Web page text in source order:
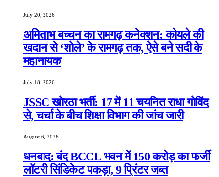
July 20, 2026
अमिताभ बच्चन का रामगढ़ कनेक्शन: कोयले की
खदान से ‘शोले’ के रामगढ़ तक, ऐसे बने सदी के
महानायक
July 18, 2026
JSSC खोरठा भर्ती: 17 में 11 चयनित राधा गोविंद
से, चर्चा के बीच शिक्षा विभाग की जांच जारी
August 6, 2026
धनबाद: बंद BCCL भवन में 150 करोड़ का फर्जी
लॉटरी सिंडिकेट पकड़ा, 9 प्रिंटर जब्त